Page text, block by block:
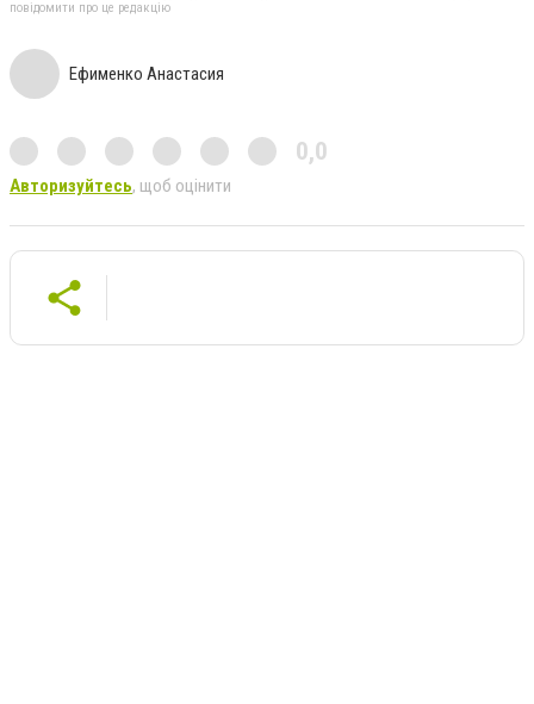
повідомити про це редакцію
Ефименко Анастасия
0,0
Авторизуйтесь, щоб оцінити